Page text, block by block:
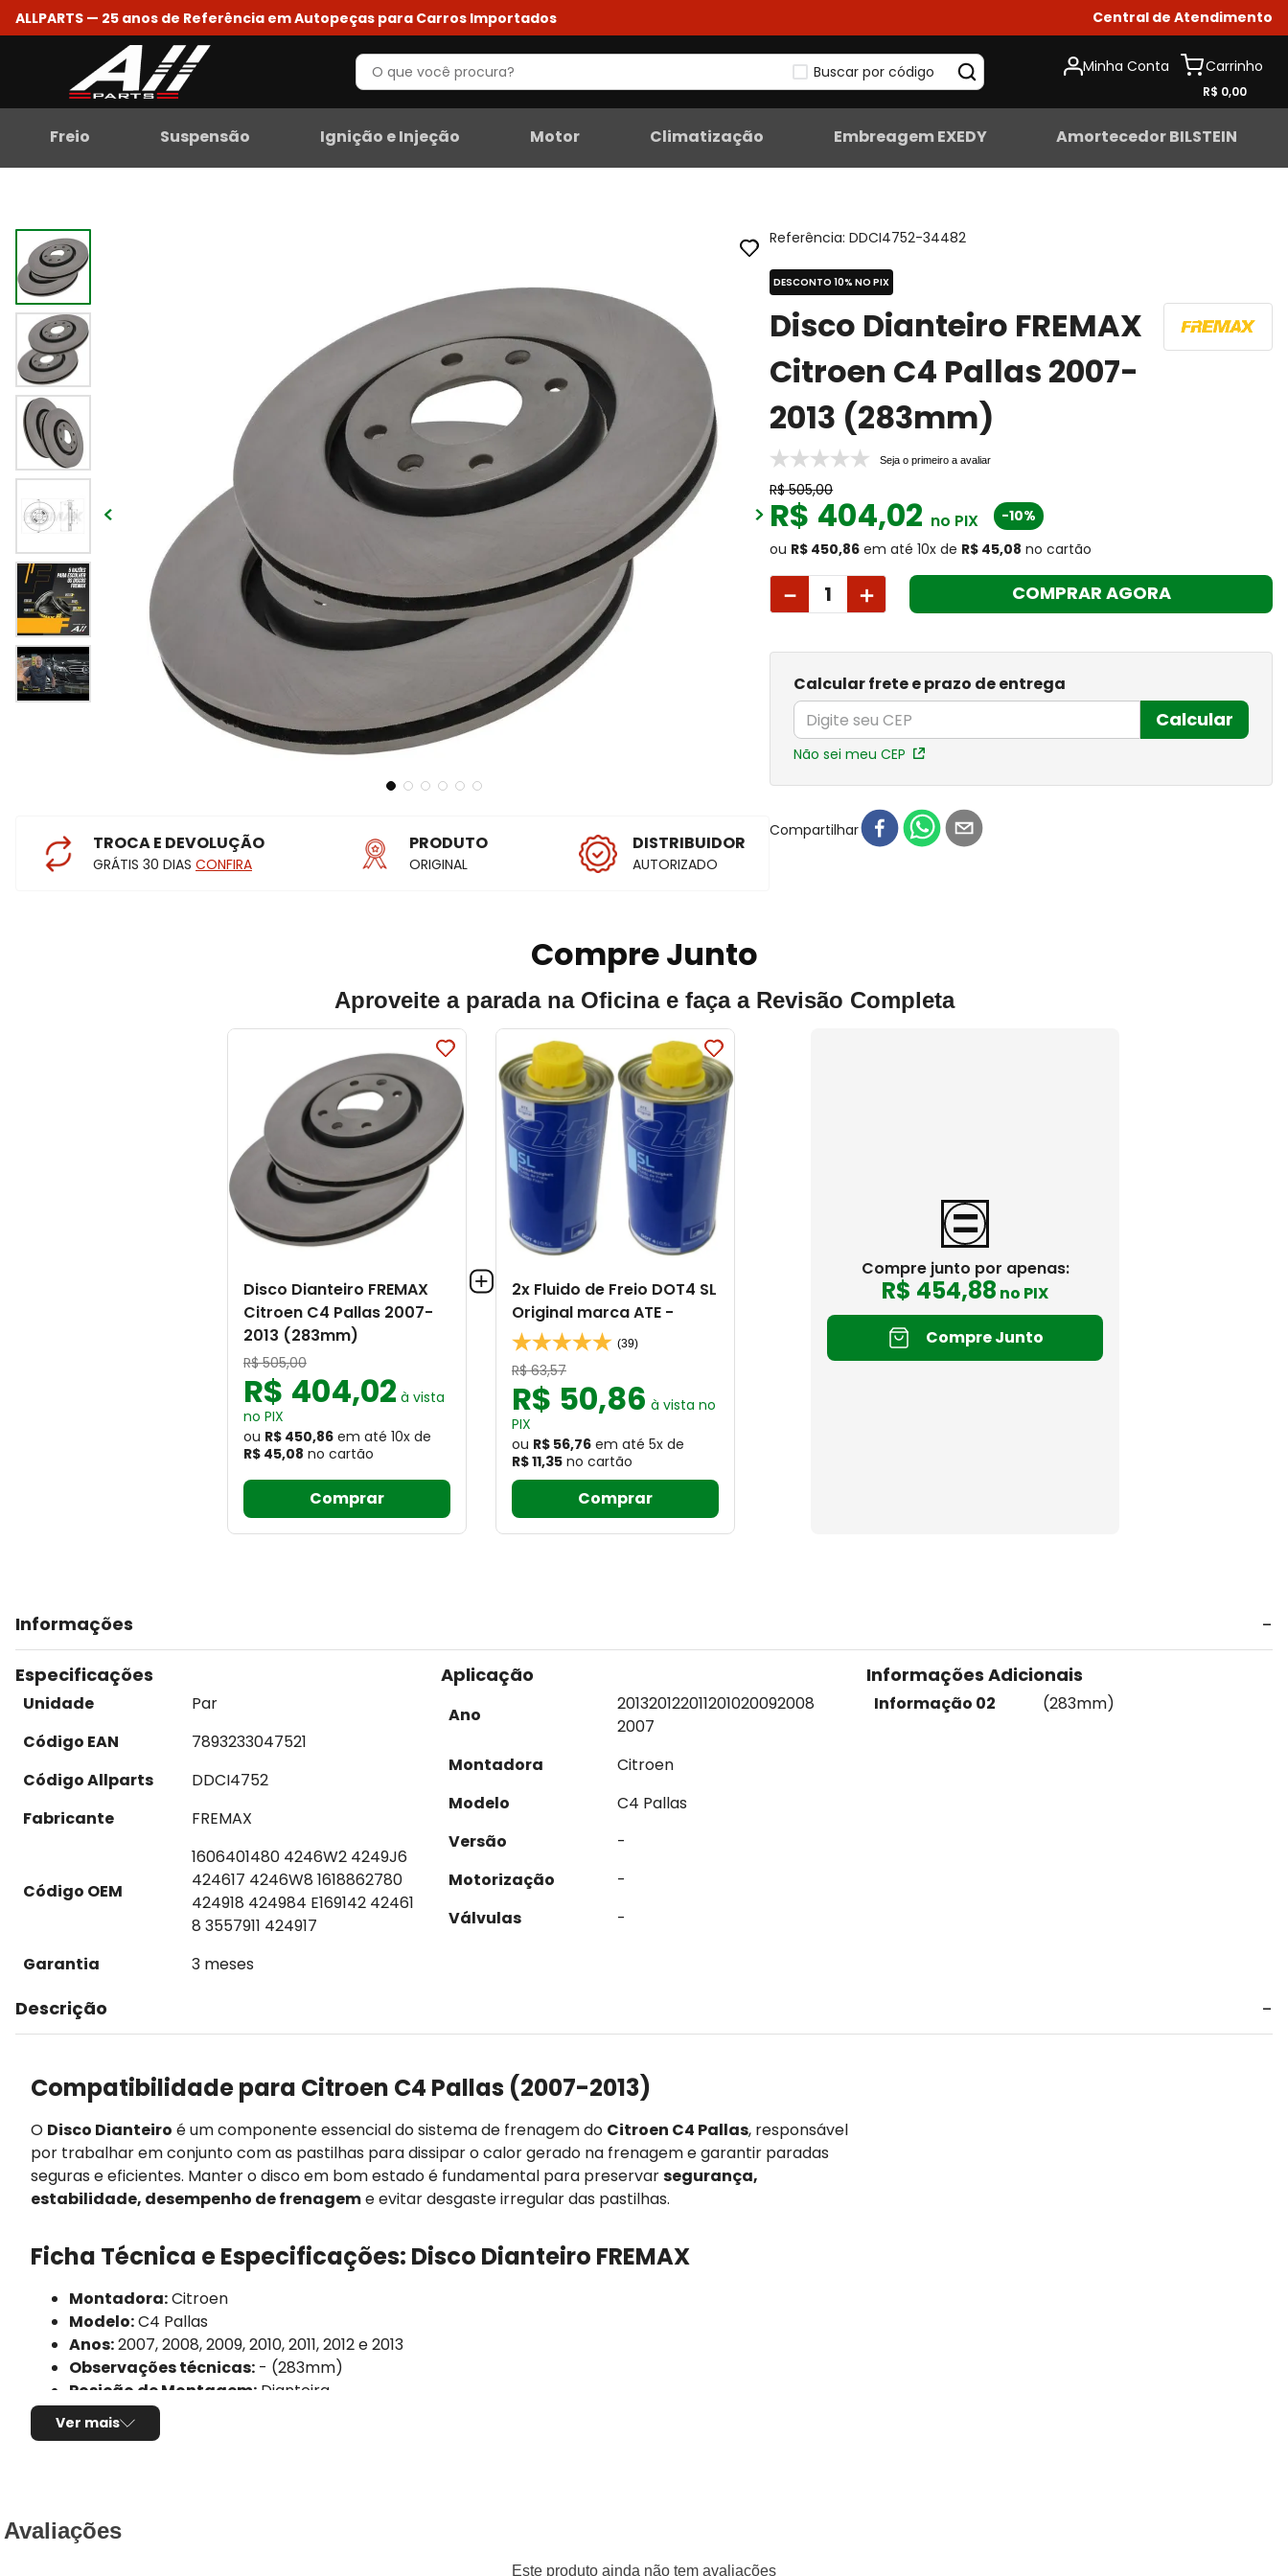
ALLPARTS — 25 anos de Referência em Autopeças para Carros Importados Central de Atendimento
Buscar por código Minha Conta
R$ 0,00
Freio Suspensão Ignição e Injeção Motor Climatização Embreagem EXEDY Amortecedor BILSTEIN
TROCA E DEVOLUÇÃO
GRÁTIS 30 DIAS CONFIRA
PRODUTO
ORIGINAL
DISTRIBUIDOR
AUTORIZADO
Referência:DDCI4752-34482
DESCONTO 10% NO PIX
Disco Dianteiro FREMAX
Citroen C4 Pallas 2007-
2013 (283mm)
Seja o primeiro a avaliar
R$ 505,00
R$ 404,02 no PIX
-10%
ou R$ 450,86 em até 10x de R$ 45,08 no cartão
＋
－ COMPRAR AGORA
Calcular frete e prazo de entrega
Calcular
Não sei meu CEP
Compartilhar
Compre Junto
Aproveite a parada na Oficina e faça a Revisão Completa
Disco Dianteiro FREMAX
Citroen C4 Pallas 2007-
2013 (283mm)
R$ 505,00
R$ 404,02 à vista
no PIX
ou R$ 450,86 em até 10x de
R$ 45,08 no cartão
Comprar
2x Fluido de Freio DOT4 SL
Original marca ATE -
(39)
R$ 63,57
R$ 50,86 à vista no
PIX
ou R$ 56,76 em até 5x de
R$ 11,35 no cartão
Comprar
Compre junto por apenas:
R$ 454,88 no PIX
Compre Junto
Informações
Especificações
Unidade
Par
Código EAN
7893233047521
Código Allparts
DDCI4752
Fabricante
FREMAX
Código OEM
1606401480 4246W2 4249J6
424617 4246W8 1618862780
424918 424984 E169142 42461
8 3557911 424917
Garantia
3 meses
Aplicação
Ano
201320122011201020092008
2007
Montadora
Citroen
Modelo
C4 Pallas
Versão
-
Motorização
-
Válvulas
-
Informações Adicionais
Informação 02 (283mm)
Descrição
Compatibilidade para Citroen C4 Pallas (2007-2013)
O Disco Dianteiro é um componente essencial do sistema de frenagem do Citroen C4 Pallas, responsável
por trabalhar em conjunto com as pastilhas para dissipar o calor gerado na frenagem e garantir paradas
seguras e eficientes. Manter o disco em bom estado é fundamental para preservarsegurança,
estabilidade, desempenho de frenageme evitar desgaste irregular das pastilhas.
Ficha Técnica e Especificações: Disco Dianteiro FREMAX
Montadora:Citroen
Modelo:C4 Pallas
Anos:2007, 2008, 2009, 2010, 2011, 2012 e 2013
Observações técnicas: - (283mm)
Posição de Montagem: Dianteira
Tipo de produto:
Tipo de disco:
Espessura mínima:
Ver mais
Avaliações
Este produto ainda não tem avaliações